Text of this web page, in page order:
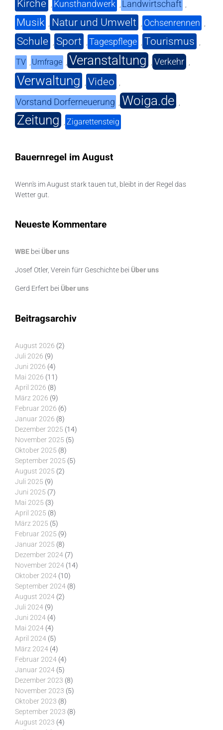
Kirche , Kunsthandwerk , Landwirtschaft ,
Musik , Natur und Umwelt , Ochsenrennen ,
Schule , Sport , Tagespflege , Tourismus ,
TV , Umfrage , Veranstaltung , Verkehr ,
Verwaltung , Video ,
Vorstand Dorferneuerung , Woiga.de ,
Zeitung , Zigarettensteig
Bauernregel im August
Wenn's im August stark tauen tut, bleibt in der Regel das
Wetter gut.
Neueste Kommentare
WBE bei Über uns
Josef Otler, Verein fürr Geschichte bei Über uns
Gerd Erfert bei Über uns
Beitragsarchiv
August 2026 (2)
Juli 2026 (9)
Juni 2026 (4)
Mai 2026 (11)
April 2026 (8)
März 2026 (9)
Februar 2026 (6)
Januar 2026 (8)
Dezember 2025 (14)
November 2025 (5)
Oktober 2025 (8)
September 2025 (5)
August 2025 (2)
Juli 2025 (9)
Juni 2025 (7)
Mai 2025 (3)
April 2025 (8)
März 2025 (5)
Februar 2025 (9)
Januar 2025 (8)
Dezember 2024 (7)
November 2024 (14)
Oktober 2024 (10)
September 2024 (8)
August 2024 (2)
Juli 2024 (9)
Juni 2024 (4)
Mai 2024 (4)
April 2024 (5)
März 2024 (4)
Februar 2024 (4)
Januar 2024 (5)
Dezember 2023 (8)
November 2023 (5)
Oktober 2023 (8)
September 2023 (8)
August 2023 (4)